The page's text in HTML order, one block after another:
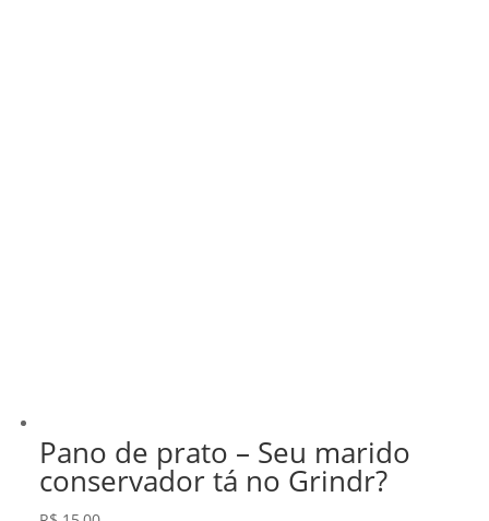
Pano de prato – Seu marido
conservador tá no Grindr?